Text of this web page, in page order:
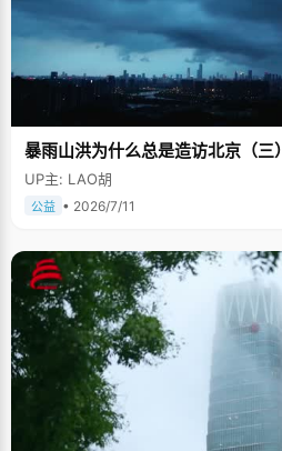
暴雨山洪为什么总是造访北京（三）
UP主: LAO胡
公益 • 2026/7/11